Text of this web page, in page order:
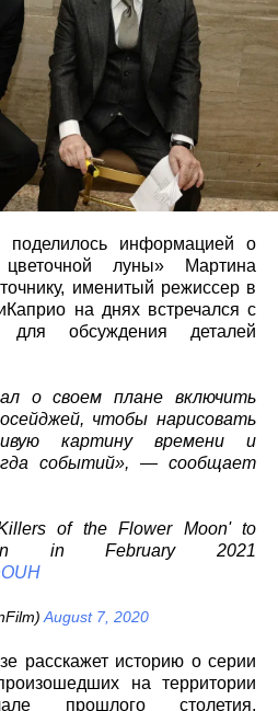
поделилось информацией о
луны» Мартина
именитый режиссер в
на днях встречался с
для обсуждения деталей
о своем плане включить
чтобы нарисовать
картину времени и
событий», — сообщает
of the Flower Moon' to
in February 2021
August 7, 2020
расскажет историю о серии
на территории
прошлого столетия.